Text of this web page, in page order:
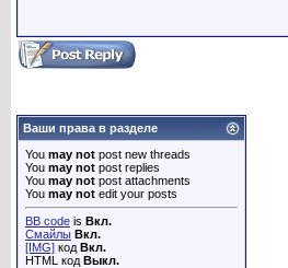
Ваши права в разделе
You may not post new threads
You may not post replies
You may not post attachments
You may not edit your posts
BB code is Вкл.
Смайлы Вкл.
[IMG] код Вкл.
HTML код Выкл.